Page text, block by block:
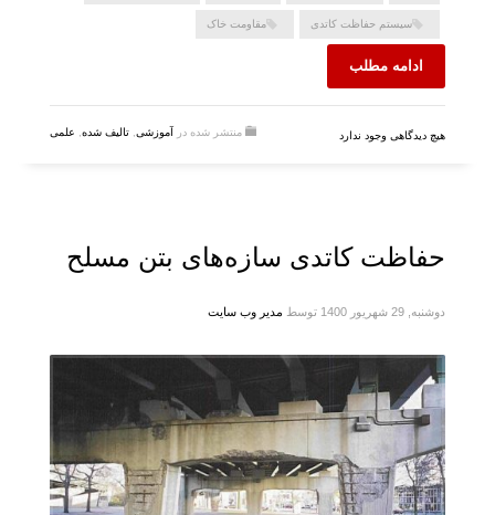
سیستم حفاظت کاتدی مقاومت خاک
ادامه مطلب
منتشر شده در آموزشی تالیف شده علمی هیچ دیدگاهی وجود ندارد
حفاظت کاتدی سازه‌های بتن مسلح
دوشنبه, 29 شهریور 1400 توسط مدیر وب سایت